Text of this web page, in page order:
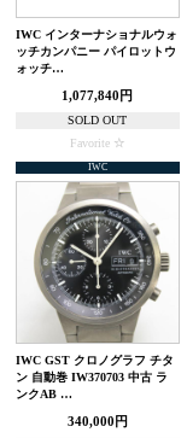
IWC インターナショナルウォ
ッチカンパニー パイロットウ
ォッチ…
1,077,840円
SOLD OUT
Favorite
IWC
IWC GST クロノグラフ チタ
ン 自動巻 IW370703 中古 ラ
ンクAB …
340,000円